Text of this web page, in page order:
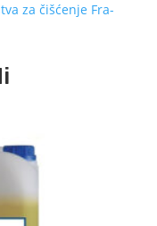
za čišćenje Fra-